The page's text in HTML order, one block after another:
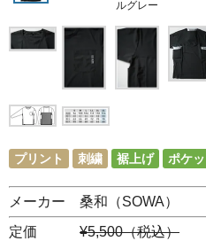
ルグレー
プリント 刺繍 裾上げ ポケ
メーカー 桑和（SOWA）
定価 ¥5,500（税込）